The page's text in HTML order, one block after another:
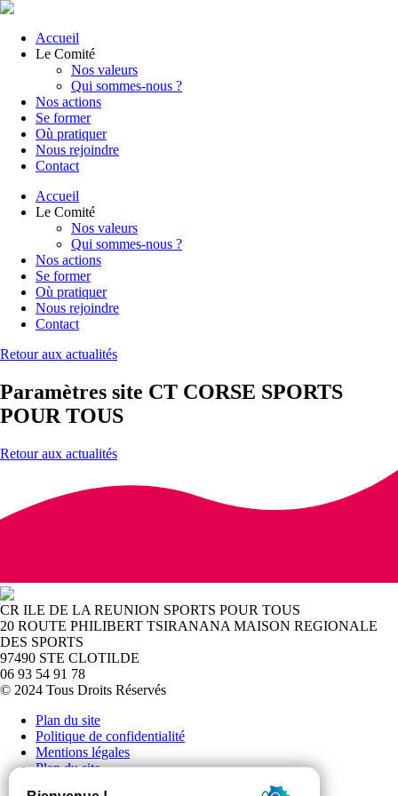
Accueil
Le Comité
Nos valeurs
Qui sommes-nous ?
Nos actions
Se former
Où pratiquer
Nous rejoindre
Contact
Accueil
Le Comité
Nos valeurs
Qui sommes-nous ?
Nos actions
Se former
Où pratiquer
Nous rejoindre
Contact
Retour aux actualités
Paramètres site CT CORSE SPORTS
POUR TOUS
Retour aux actualités
CR ILE DE LA REUNION SPORTS POUR TOUS
20 ROUTE PHILIBERT TSIRANANA MAISON REGIONALE
DES SPORTS
97490 STE CLOTILDE
06 93 54 91 78
© 2024 Tous Droits Réservés
Plan du site
Politique de confidentialité
Mentions légales
Plan du site